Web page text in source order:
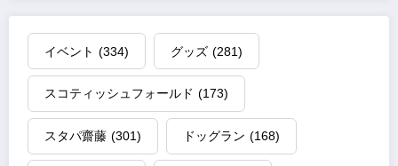
イベント (334) グッズ (281)
スコティッシュフォールド (173)
スタパ齋藤 (301) ドッグラン (168)